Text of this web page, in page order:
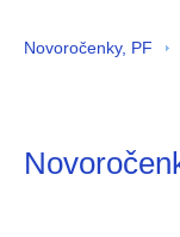
Novoročenky, PF